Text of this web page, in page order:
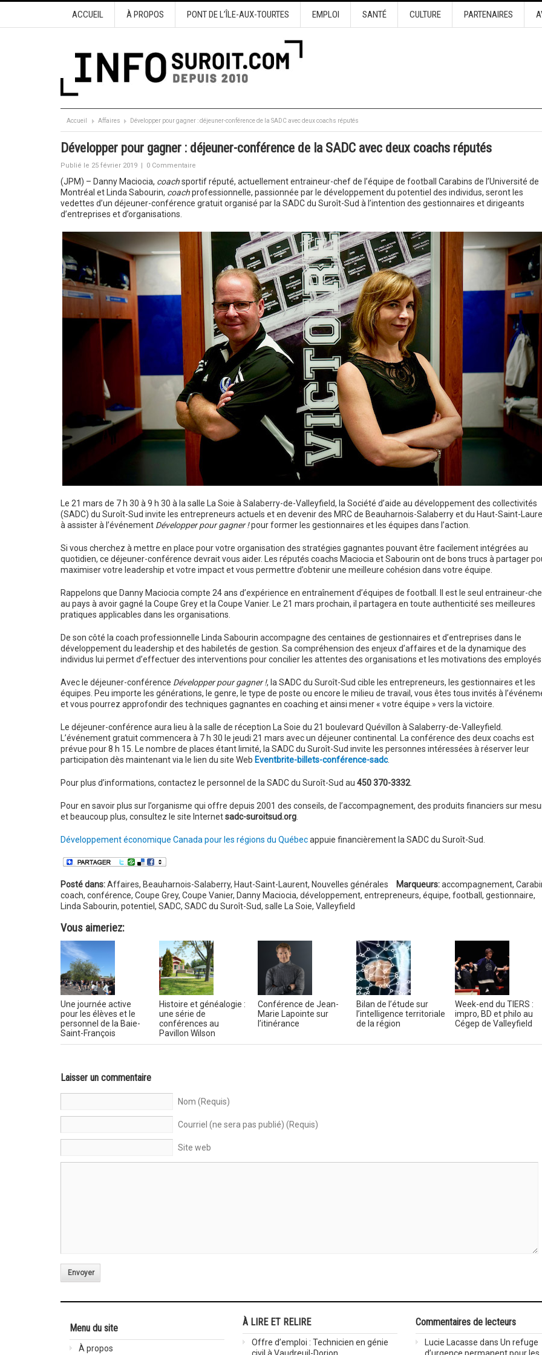
ACCUEIL À PROPOS PONT DE L’ÎLE-AUX-TOURTES EMPLOI SANTÉ CULTURE PARTENAIRES
Accueil Affaires Développer pour gagner : déjeuner-conférence de la SADC avec deux coachs réputés
Développer pour gagner : déjeuner-conférence de la SADC avec deux coachs réputés
Publié le 25 février 2019 | 0 Commentaire
(JPM) – Danny Maciocia, coachsportif réputé, actuellement entraineur-chef de l’équipe de football Carabins de l’Université de
Montréal et Linda Sabourin, coachprofessionnelle, passionnée par le développement du potentiel des individus, seront les
vedettes d’un déjeuner-conférence gratuit organisé par la SADC du Suroît-Sud à l’intention des gestionnaires et dirigeants
d’entreprises et d’organisations.
Le 21 mars de 7 h 30 à 9 h 30 à la salle La Soie à Salaberry-de-Valleyfield, la Société d’aide au développement des collectivités
(SADC) du Suroît-Sud invite les entrepreneurs actuels et en devenir des MRC de Beauharnois-Salaberry et du Haut-Saint-
à assister à l’événement Développer pour gagner !pour former les gestionnaires et les équipes dans l’action.
Si vous cherchez à mettre en place pour votre organisation des stratégies gagnantes pouvant être facilement intégrées au
quotidien, ce déjeuner-conférence devrait vous aider. Les réputés coachs Maciocia et Sabourin ont de bons trucs à partager
maximiser votre leadership et votre impact et vous permettre d’obtenir une meilleure cohésion dans votre équipe.
Rappelons que Danny Maciocia compte 24 ans d’expérience en entraînement d’équipes de football. Il est le seul entraineur-
au pays à avoir gagné la Coupe Grey et la Coupe Vanier. Le 21 mars prochain, il partagera en toute authenticité ses meilleures
pratiques applicables dans les organisations.
De son côté la coach professionnelle Linda Sabourin accompagne des centaines de gestionnaires et d’entreprises dans le
développement du leadership et des habiletés de gestion. Sa compréhension des enjeux d’affaires et de la dynamique des
individus lui permet d’effectuer des interventions pour concilier les attentes des organisations et les motivations des
Avec le déjeuner-conférence Développer pour gagner !, la SADC du Suroît-Sud cible les entrepreneurs, les gestionnaires et les
équipes. Peu importe les générations, le genre, le type de poste ou encore le milieu de travail, vous êtes tous invités à
et vous pourrez approfondir des techniques gagnantes en coaching et ainsi mener « votre équipe » vers la victoire.
Le déjeuner-conférence aura lieu à la salle de réception La Soie du 21 boulevard Quévillon à Salaberry-de-Valleyfield.
L’événement gratuit commencera à 7 h 30 le jeudi 21 mars avec un déjeuner continental. La conférence des deux coachs est
prévue pour 8 h 15. Le nombre de places étant limité, la SADC du Suroît-Sud invite les personnes intéressées à réserver leur
participation dès maintenant via le lien du site Web Eventbrite-billets-conférence-sadc.
Pour plus d’informations, contactez le personnel de la SADC du Suroît-Sud au 450 370-3332.
Pour en savoir plus sur l’organisme qui offre depuis 2001 des conseils, de l’accompagnement, des produits financiers sur
et beaucoup plus, consultez le site Internetsadc-suroitsud.org.
Développement économique Canada pour les régions du Québecappuie financièrement la SADC du Suroît-Sud.
Posté dans:Affaires, Beauharnois-Salaberry, Haut-Saint-Laurent, Nouvelles générales Marqueurs: accompagnement,
coach, conférence, Coupe Grey, Coupe Vanier, Danny Maciocia, développement, entrepreneurs, équipe, football , gestionnaire,
Linda Sabourin, potentiel , SADC, SADC du Suroît-Sud, salle La Soie, Valleyfield
Vous aimeriez:
Une journée active
pour les élèves et le
personnel de la Baie-
Saint-François
Histoire et généalogie :
une série de
conférences au
Pavillon Wilson
Conférence de Jean-
Marie Lapointe sur
l’itinérance
Bilan de l’étude sur
l’intelligence territoriale
de la région
Week-end du TIERS :
impro, BD et philo au
Cégep de Valleyfield
Laisser un commentaire
Nom (Requis)
Courriel (ne sera pas publié) (Requis)
Site web
Envoyer
Menu du site
À propos
À LIRE ET RELIRE
Offre d’emploi : Technicien en génie
Commentaires de lecteurs
Lucie Lacasse dans Un refuge